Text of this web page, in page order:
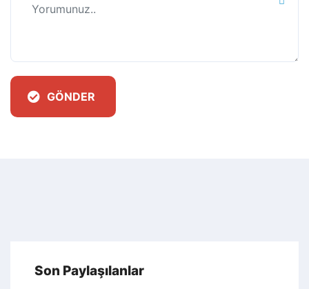
GÖNDER
Son Paylaşılanlar